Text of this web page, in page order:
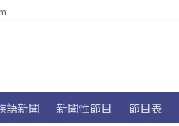
語新聞 新聞性節目 節目表